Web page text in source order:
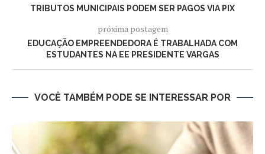
TRIBUTOS MUNICIPAIS PODEM SER PAGOS VIA PIX
próxima postagem
EDUCAÇÃO EMPREENDEDORA É TRABALHADA COM
ESTUDANTES NA EE PRESIDENTE VARGAS
VOCÊ TAMBÉM PODE SE INTERESSAR POR